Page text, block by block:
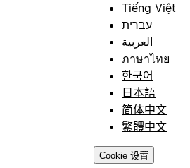
Tiếng Việt
עברית
العربية
ภาษาไทย
한국어
日本語
简体中文
繁體中文
Cookie 设置